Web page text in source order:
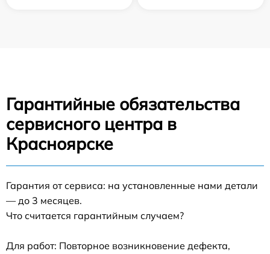
Гарантийные обязательства
сервисного центра в
Красноярске
Гарантия от сервиса: на установленные нами детали
— до 3 месяцев.
Что считается гарантийным случаем?
Для работ: Повторное возникновение дефекта,